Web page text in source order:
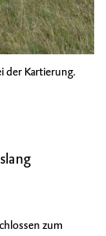
der Kartierung.
zum